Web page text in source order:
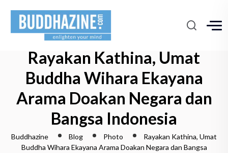
Rayakan Kathina, Umat
Buddha Wihara Ekayana
Arama Doakan Negara dan
Bangsa Indonesia
Buddhazine Blog Photo
Rayakan Kathina, Umat
Buddha Wihara Ekayana Arama Doakan Negara dan Bangsa